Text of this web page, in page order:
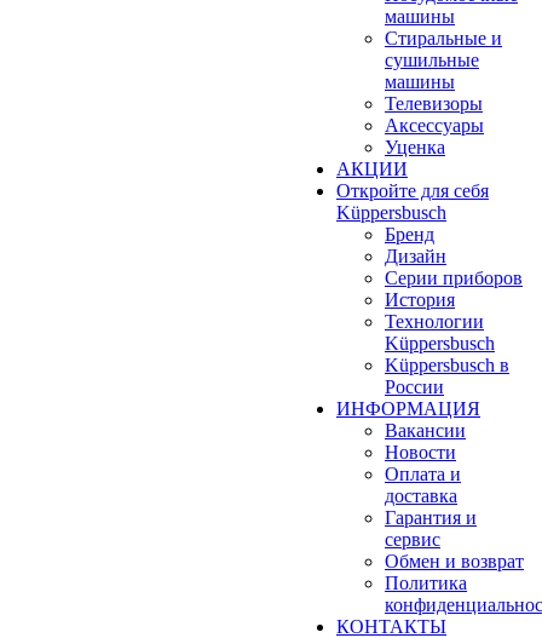
машины
Стиральные и
сушильные
машины
Телевизоры
Аксессуары
Уценка
АКЦИИ
Откройте для себя
Küppersbusch
Бренд
Дизайн
Серии приборов
История
Технологии
Küppersbusch
Küppersbusch в
России
ИНФОРМАЦИЯ
Вакансии
Новости
Оплата и
доставка
Гарантия и
сервис
Обмен и возврат
Политика
КОНТАКТЫ